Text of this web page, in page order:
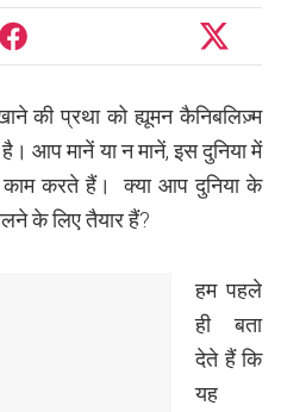
की प्रथा को ह्यूमन कैनिबलिज़्म
आप मानें या न मानें, इस दुनिया में
काम करते हैं। क्या आप दुनिया के
के लिए तैयार हैं?
हम पहले
ही बता
देते हैं कि
यह